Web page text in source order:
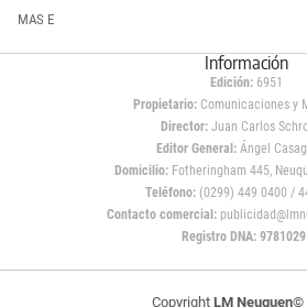
MAS E
Información
Edición: 6951
Propietario:Comunicaciones y
Director: Juan Carlos
Editor General:Ángel
Domicilio:Fotheringham 445,
Teléfono: (0299) 449 0400 /
Contacto comercial:
Registro DNA:
Copyright LM Neuquen©